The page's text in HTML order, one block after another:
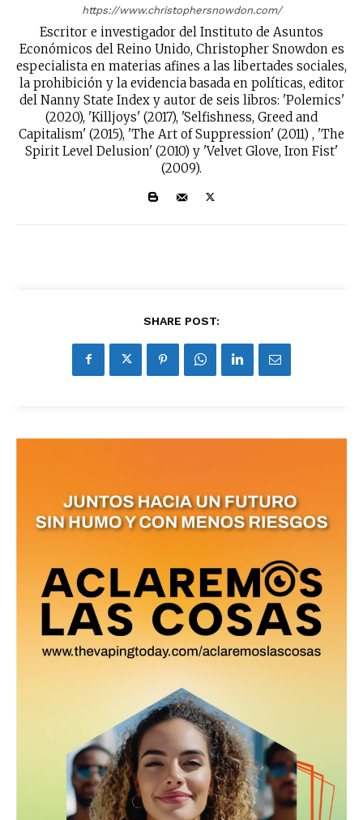
SUBSCRIBIRSE
https://www.christophersnowdon.com/
Escritor e investigador del Instituto de Asuntos
Económicos del Reino Unido, Christopher Snowdon es
especialista en materias afines a las libertades sociales,
la prohibición y la evidencia basada en políticas, editor
del Nanny State Index y autor de seis libros: 'Polemics'
(2020), 'Killjoys' (2017), 'Selfishness, Greed and
Capitalism' (2015), 'The Art of Suppression' (2011) , 'The
Spirit Level Delusion' (2010) y 'Velvet Glove, Iron Fist'
(2009).
SHARE POST: